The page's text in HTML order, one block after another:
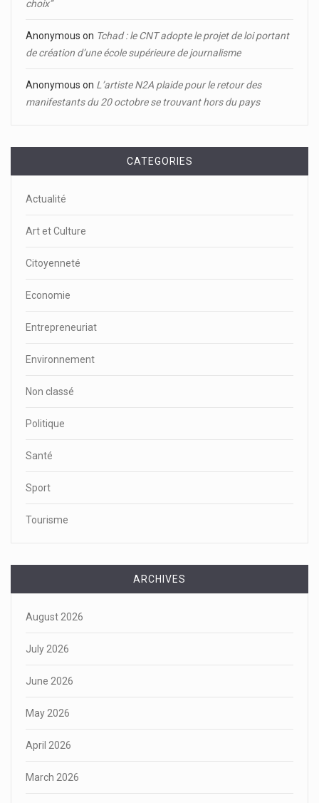
choix’’
Anonymous on Tchad : le CNT adopte le projet de loi portant
de création d’une école supérieure de journalisme
Anonymous on L’artiste N2A plaide pour le retour des
manifestants du 20 octobre se trouvant hors du pays
CATEGORIES
Actualité
Art et Culture
Citoyenneté
Economie
Entrepreneuriat
Environnement
Non classé
Politique
Santé
Sport
Tourisme
ARCHIVES
August 2026
July 2026
June 2026
May 2026
April 2026
March 2026